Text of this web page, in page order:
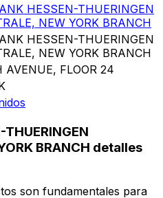
HESSEN-THUERINGEN
NEW YORK BRANCH
HESSEN-THUERINGEN
NEW YORK BRANCH
AVENUE, FLOOR 24
THUERINGEN
BRANCH detalles
son fundamentales para